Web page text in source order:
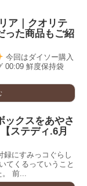
ア｜クオリテ
った商品もご紹
今回はダイソー購入
00:09 鮮度保持袋
ックスをあやさ
ステディ.6月
録にすみっコぐらし
てくるっていうこと
前...